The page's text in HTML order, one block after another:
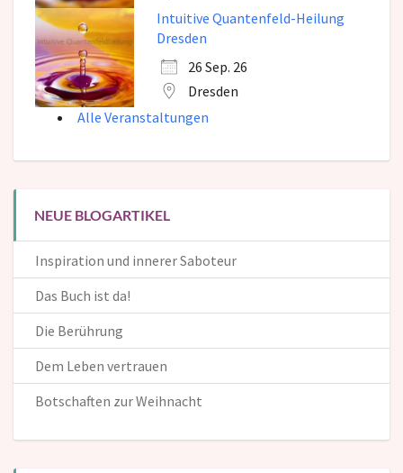
Intuitive Quantenfeld-Heilung
Dresden
26 Sep. 26
Dresden
Alle Veranstaltungen
NEUE BLOGARTIKEL
Inspiration und innerer Saboteur
Das Buch ist da!
Die Berührung
Dem Leben vertrauen
Botschaften zur Weihnacht